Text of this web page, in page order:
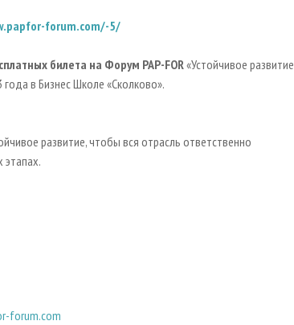
forum.com/-5/
билета на Форум PAP-FOR«Устойчивое развитие
в Бизнес Школе «Сколково».
развитие, чтобы вся отрасль ответственно
этапах.
forum.com